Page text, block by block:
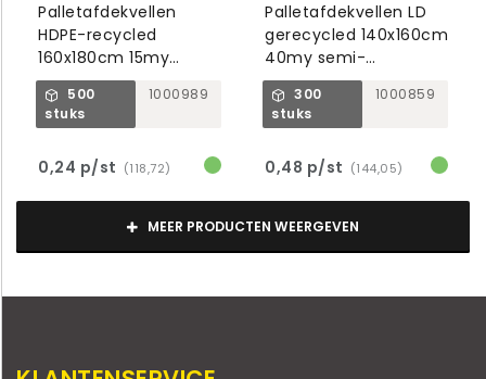
Palletafdekvellen
HDPE-recycled
160x180cm 15my
transparant
500
stuks
1000989
0,24 p/st (118,72)
Palletafdekvellen LD
gerecycled 140x160cm
40my semi-
transparant
300
stuks
1000859
0,48 p/st (144,05)
MEER PRODUCTEN WEERGEVEN